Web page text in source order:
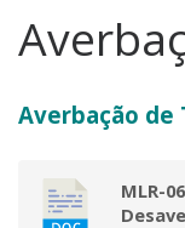
Averbação de
MLR-